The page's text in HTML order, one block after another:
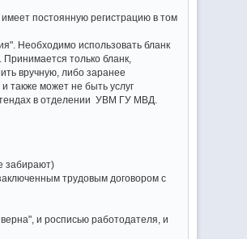
постоянную регистрацию в том
Необходимо использовать бланк
только бланк,
вручную, либо заранее
также может не быть услуг
в отделении УВМ ГУ МВД.
забирают)
трудовым договором с
и росписью работодателя, и